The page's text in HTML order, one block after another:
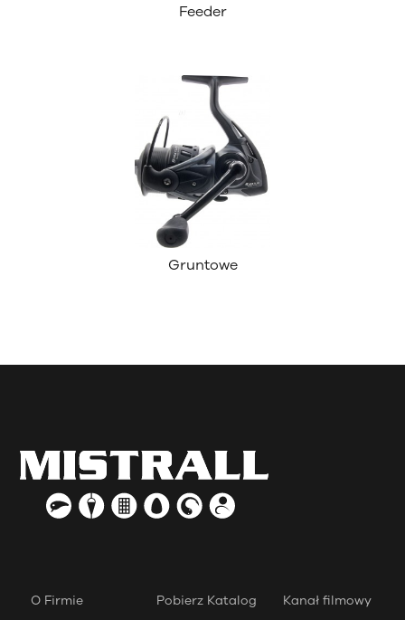
Feeder
Gruntowe
O Firmie
Pobierz Katalog
Kanał filmowy